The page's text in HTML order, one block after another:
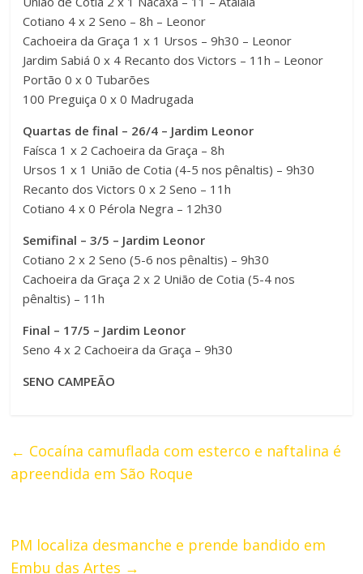
Cotiano 4 x 2 Seno – 8h – Leonor
Cachoeira da Graça 1 x 1 Ursos – 9h30 – Leonor
Jardim Sabiá 0 x 4 Recanto dos Victors – 11h – Leonor
Portão 0 x 0 Tubarões
100 Preguiça 0 x 0 Madrugada
Quartas de final – 26/4 – Jardim Leonor
Faísca 1 x 2 Cachoeira da Graça – 8h
Ursos 1 x 1 União de Cotia (4-5 nos pênaltis) – 9h30
Recanto dos Victors 0 x 2 Seno – 11h
Cotiano 4 x 0 Pérola Negra – 12h30
Semifinal – 3/5 – Jardim Leonor
Cotiano 2 x 2 Seno (5-6 nos pênaltis) – 9h30
Cachoeira da Graça 2 x 2 União de Cotia (5-4 nos
pênaltis) – 11h
Final – 17/5 – Jardim Leonor
Seno 4 x 2 Cachoeira da Graça – 9h30
SENO CAMPEÃO
← Cocaína camuflada com esterco e naftalina é
apreendida em São Roque
PM localiza desmanche e prende bandido em
Embu das Artes →